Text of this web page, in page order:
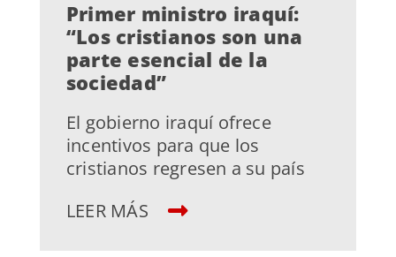
Primer ministro iraquí:
“Los cristianos son una
parte esencial de la
sociedad”
El gobierno iraquí ofrece
incentivos para que los
cristianos regresen a su país
LEER MÁS